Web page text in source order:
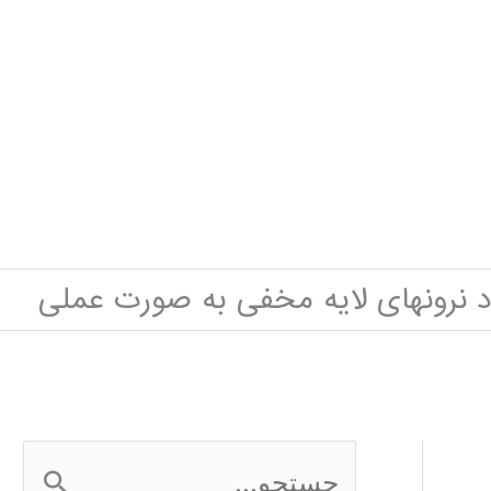
نرونهای لایه مخفی به صورت عملی